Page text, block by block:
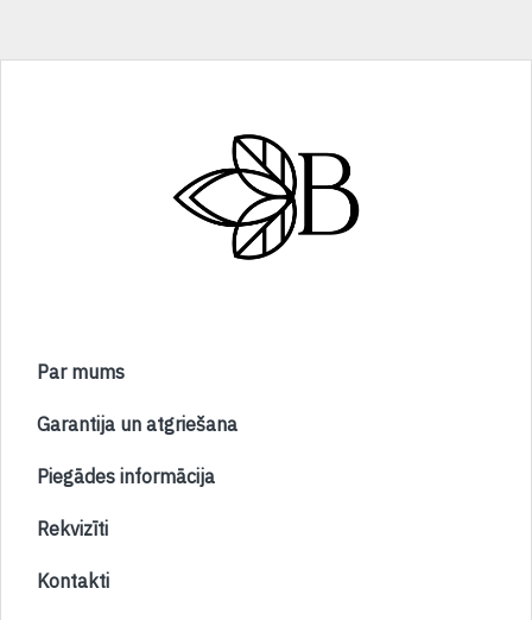
Par mums
Garantija un atgriešana
Piegādes informācija
Rekvizīti
Kontakti